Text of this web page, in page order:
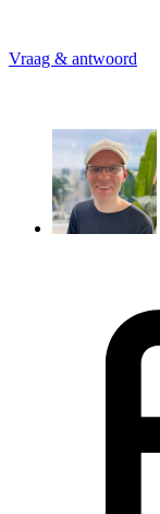
Vraag & antwoord